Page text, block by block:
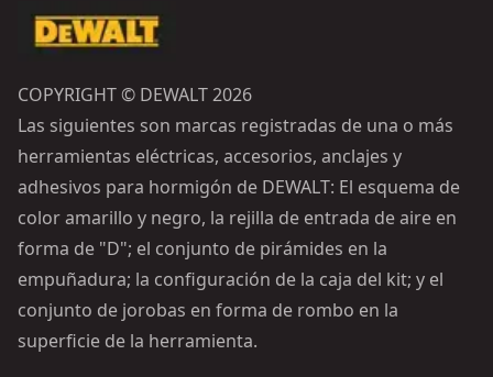
COPYRIGHT © DEWALT 2026
Las siguientes son marcas registradas de una o más
herramientas eléctricas, accesorios, anclajes y
adhesivos para hormigón de DEWALT: El esquema de
color amarillo y negro, la rejilla de entrada de aire en
forma de "D"; el conjunto de pirámides en la
empuñadura; la configuración de la caja del kit; y el
conjunto de jorobas en forma de rombo en la
superficie de la herramienta.